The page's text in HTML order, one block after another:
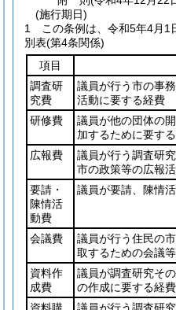
(施行期日)
1
この条例は、令和5年4月1
別表(第4条関係)
項目
調査研
究費
議員が行う市の事
活動に要する経費
研修費
議員が他の団体の
加するために要す
広報費
議員が行う調査研
市の政策等の広報
要請・
陳情活
動費
議員が要請、陳情
会議費
議員が行う住民の
取するための会議
資料作
成費
議員が調査研究そ
の作成に要する経費